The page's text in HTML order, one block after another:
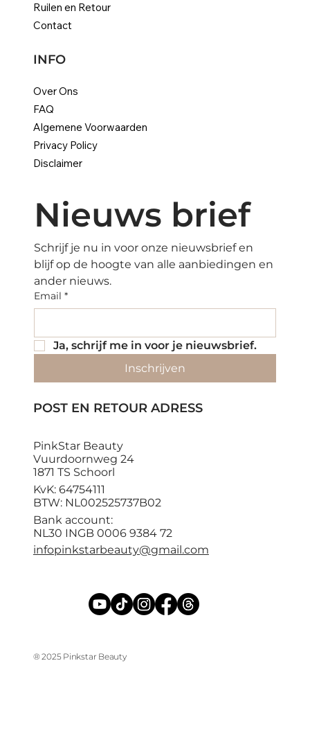
® 2025 Pinkstar Beauty
Nieuws brief
Schrijf je nu in voor onze nieuwsbrief en
blijf op de hoogte van alle aanbiedingen en
ander nieuws.
Email *
Ja, schrijf me in voor je nieuwsbrief.
Inschrijven
Ruilen en Retour
Contact
INFO
Over Ons
FAQ
Algemene Voorwaarden
Privacy Policy
Disclaimer
POST EN RETOUR ADRESS
PinkStar Beauty
Vuurdoornweg 24
1871 TS Schoorl
KvK: 64754111
BTW: NL002525737B02
Bank account:
NL30 INGB 0006 9384 72
infopinkstarbeauty@gmail.com